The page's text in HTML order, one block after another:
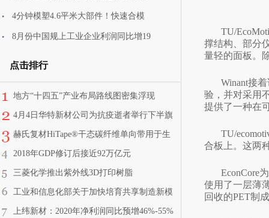
TU/
撑结构、部分
量轻的面板。
Winant接
验，并对采用
提供了一种在
TU/
合板上。这两
EconCore
使用了一层薄
回收的PET制
4分钟模塑4.6平米大部件！快速合模
8月份中国规上工业企业利润同比增19
点击排行
地方“十四五”产业布局路线图密集浮现
4月4日华特新材公司为抗疫逝者举行下半旗
志哀仪式
赫氏复材HiTape®干态碳纤维单向带用于生
产越野滑雪板
2018年GDP修订后接近92万亿元
三菱化学推出紫外线3D打印树脂
工业和信息化部关于加快培育共享制造新模
式新业态 促进制造业高质量发展的指导意见
上纬新材：2020年净利润同比预增46%-55%